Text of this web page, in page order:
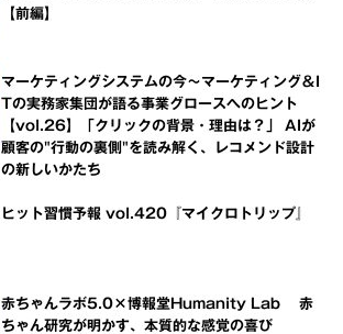
【前編】
マーケティングシステムの今～マーケティング＆I
Tの実務家集団が語る事業グロースへのヒント
【vol.26】「クリックの背景・理由は？」 AIが
顧客の"行動の裏側"を読み解く、レコメンド設計
の新しいかたち
ヒット習慣予報 vol.420『マイクロトリップ』
赤ちゃんラボ5.0×博報堂Humanity Lab 赤
ちゃん研究が明かす、本質的な感覚の喜び